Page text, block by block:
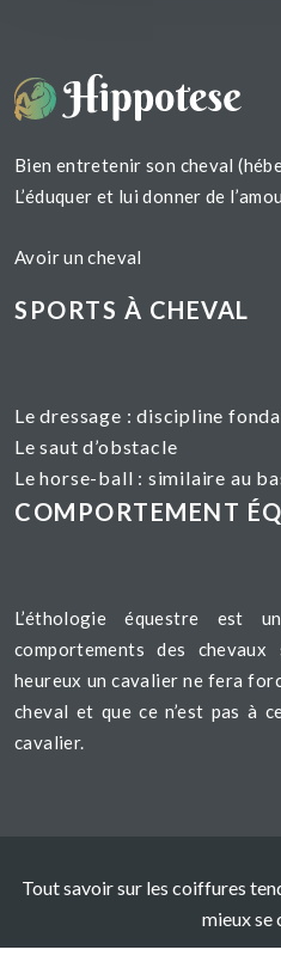
Bien entretenir son cheval
L’éduquer et lui donner de
Avoir un cheval
SPORTS À CHEVAL
Le dressage :discipline
Le saut d’obstacle
Le horse-ball : similaire au
COMPORTEMENT
L’éthologie équestre est
comportements des
heureux un cavalier ne fera
cheval et que ce n’est pas à
cavalier.
Tout savoir sur les coiffures
mieux se